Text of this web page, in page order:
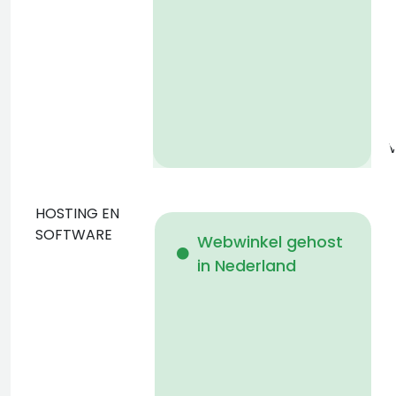
HOSTING EN
SOFTWARE
Webwinkel gehost
in Nederland